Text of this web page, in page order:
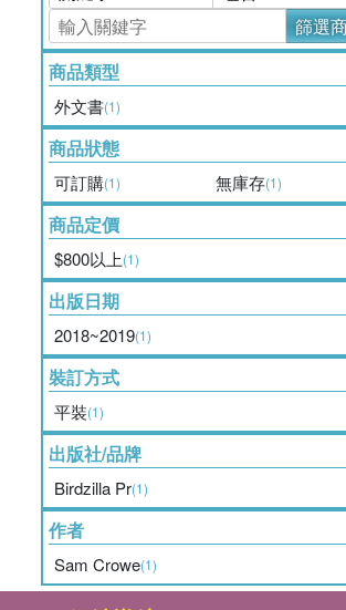
篩選
商品類型
外文書(1)
商品狀態
可訂購(1) 無庫存(1)
商品定價
$800以上(1)
出版日期
2018~2019(1)
裝訂方式
平裝(1)
出版社/品牌
Birdzilla Pr(1)
作者
Sam Crowe(1)